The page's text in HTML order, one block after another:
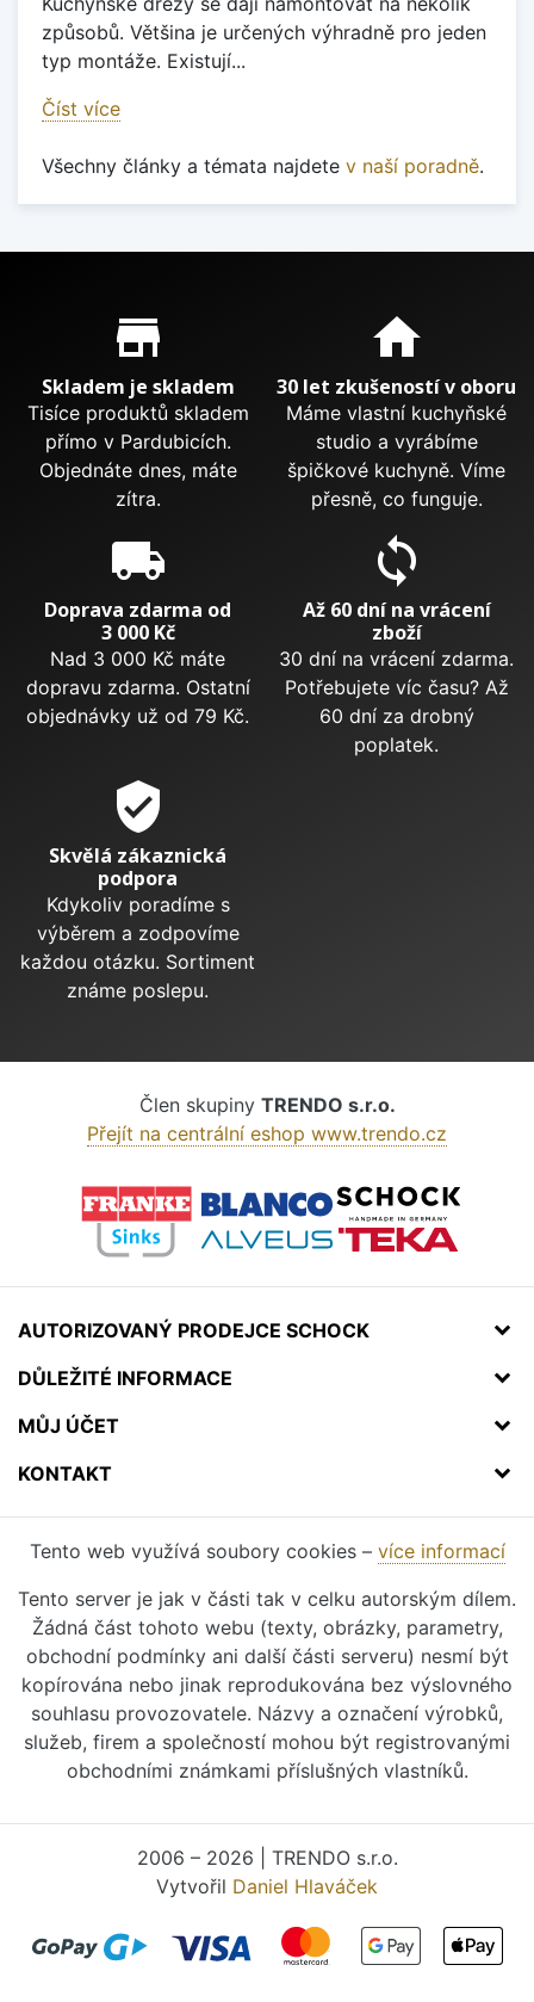
způsobů. Většina je určených výhradně pro jeden
typ montáže. Existují...
Číst více
Všechny články a témata najdete v naší poradně.
Proč nakupovat u nás?
store_mall_directory
Skladem je skladem
Tisíce produktů skladem
přímo v Pardubicích.
Objednáte dnes, máte
zítra.
home
30 let zkušeností v oboru
Máme vlastní kuchyňské
studio a vyrábíme
špičkové kuchyně. Víme
přesně, co funguje.
local_shipping
Doprava zdarma od
3 000 Kč
Nad 3 000 Kč máte
dopravu zdarma. Ostatní
objednávky už od 79 Kč.
sync
Až 60 dní na vrácení
zboží
30 dní na vrácení zdarma.
Potřebujete víc času? Až
60 dní za drobný
poplatek.
verified_user
Skvělá zákaznická
podpora
Kdykoliv poradíme s
výběrem a zodpovíme
každou otázku. Sortiment
známe poslepu.
Člen skupiny TRENDO s.r.o.
Přejít na centrální eshop www.trendo.cz
AUTORIZOVANÝ PRODEJCE SCHOCK
DŮLEŽITÉ INFORMACE
MŮJ ÚČET
KONTAKT
Tento web využívá soubory cookies – více informací
Tento server je jak v části tak v celku autorským dílem.
Žádná část tohoto webu (texty, obrázky, parametry,
obchodní podmínky ani další části serveru) nesmí být
kopírována nebo jinak reprodukována bez výslovného
souhlasu provozovatele. Názvy a označení výrobků,
služeb, firem a společností mohou být registrovanými
obchodními známkami příslušných vlastníků.
2006 – 2026 | TRENDO s.r.o.
Vytvořil Daniel Hlaváček